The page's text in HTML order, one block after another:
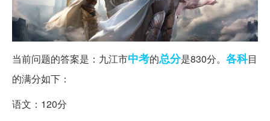
当前问题的答案是：九江市中考的总分是830分。 各科目
的满分如下：
语文：120分